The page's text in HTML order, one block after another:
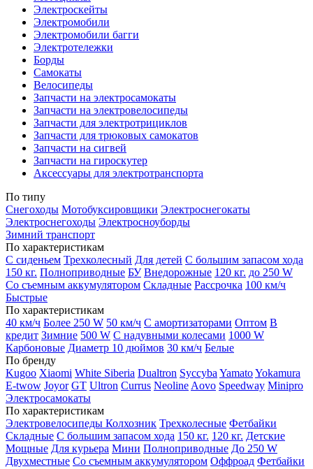
Электроскейты
Электромобили
Электромобили багги
Электротележки
Борды
Самокаты
Велосипеды
Запчасти на электросамокаты
Запчасти на электровелосипеды
Запчасти для электротрициклов
Запчасти для трюковых самокатов
Запчасти на сигвей
Запчасти на гироскутер
Аксессуары для электротранспорта
По типу
Снегоходы Мотобуксировщики Электроснегокаты
Электроснегоходы Электросноуборды
Зимний транспорт
По характеристикам
С сиденьем Трехколесный Для детей С большим запасом хода
150 кг. Полноприводные БУ Внедорожные 120 кг. до 250 W
Со съемным аккумулятором Складные Рассрочка 100 км/ч
Быстрые
По характеристикам
40 км/ч Более 250 W 50 км/ч С амортизаторами Оптом В
кредит Зимние 500 W С надувными колесами 1000 W
Карбоновые Диаметр 10 дюймов 30 км/ч Белые
По бренду
Kugoo Xiaomi White Siberia Dualtron Syccyba YamatoYokamura
E-twow Joyor GT Ultron Currus Neoline Aovo Speedway Minipro
Электросамокаты
По характеристикам
Электровелосипеды Колхозник Трехколесные Фетбайки
Складные С большим запасом хода 150 кг. 120 кг. Детские
Мощные Для курьера Мини Полноприводные До 250 W
Двухместные Со съемным аккумулятором Оффроад Фетбайки